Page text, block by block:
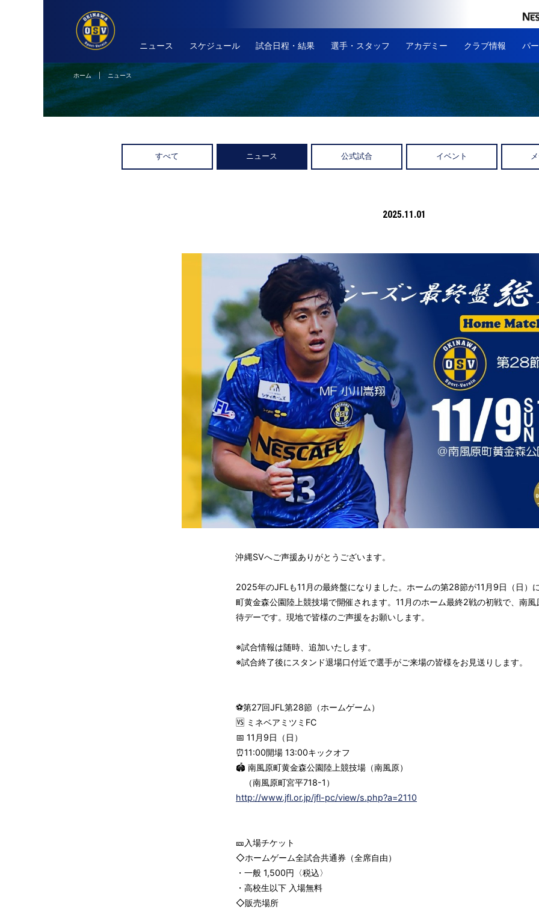
ニュース スケジュール 試合日程・結果 選手・スタッフ アカデミー クラブ情報 パ
ホーム| ニュース
すべて ニュース 公式試合 イベント
2025.11.01
沖縄SVへご声援ありがとうございます。
2025年のJFLも11月の最終盤になりました。ホームの第28節が11月9日（日）
町黄金森公園陸上競技場で開催されます。11月のホーム最終2戦の初戦で、南風
待デーです。現地で皆様のご声援をお願いします。
※試合情報は随時、追加いたします。
※試合終了後にスタンド退場口付近で選手がご来場の皆様をお見送りします。
⚽第27回JFL第28節（ホームゲーム）
🆚 ミネベアミツミFC
📅 11月9日（日）
⏰11:00開場 13:00キックオフ
🏟 南風原町黄金森公園陸上競技場（南風原）
（南風原町宮平718-1）
http://www.jfl.or.jp/jfl-pc/view/s.php?a=2110
🎫入場チケット
◇ホームゲーム全試合共通券（全席自由）
・一般 1,500円〈税込〉
・高校生以下 入場無料
◇販売場所